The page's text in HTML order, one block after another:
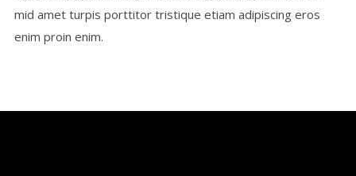
mid amet turpis porttitor tristique etiam adipiscing eros
enim proin enim.